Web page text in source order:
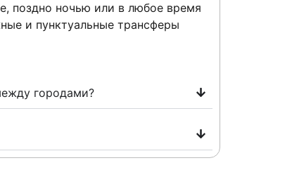
поздно ночью или в любое время
и пунктуальные трансферы
городами?